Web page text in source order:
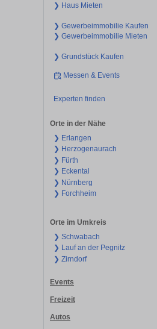
❯ Haus Mieten
❯ Gewerbeimmobilie Kaufen
❯ Gewerbeimmobilie Mieten
❯ Grundstück Kaufen
Messen & Events
Experten finden
Orte in der Nähe
❯ Erlangen
❯ Herzogenaurach
❯ Fürth
❯ Eckental
❯ Nürnberg
❯ Forchheim
Orte im Umkreis
❯ Schwabach
❯ Lauf an der Pegnitz
❯ Zirndorf
Events
Freizeit
Autos